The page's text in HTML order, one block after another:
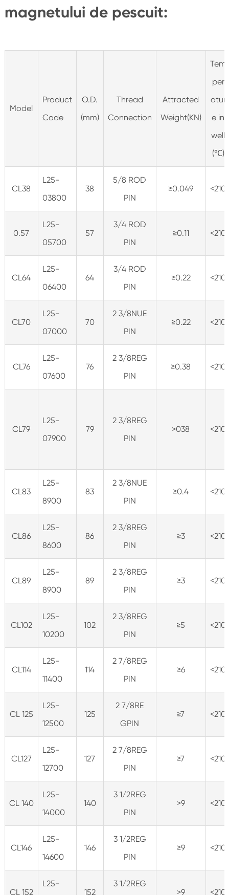
magnetului de pescuit:
Model
Product
Code
O.D.
(mm)
Thread
Connection
Attracted
Weight(KN)
Tem
per
atur
e in
well
(℃)
CL38
L25-
03800
38
5/8 ROD
PIN
≥0.049 <210
0.57
L25-
05700
57
3/4 ROD
PIN
≥0.11 <210
CL64
L25-
06400
64
3/4 ROD
PIN
≥0.22 <210
CL70
L25-
07000
70
2 3/8NUE
PIN
≥0.22 <210
CL76
L25-
07600
76
2 3/8REG
PIN
≥0.38 <210
CL79
L25-
07900
79
2 3/8REG
PIN
>038 <210
CL83
L25-
8900
83
2 3/8NUE
PIN
≥0.4 <210
CL86
L25-
8600
86
2 3/8REG
PIN
≥3 <210
CL89
L25-
8900
89
2 3/8REG
PIN
≥3 <210
CL102
L25-
10200
102
2 3/8REG
PIN
≥5 <210
CL114
L25-
11400
114
2 7/8REG
PIN
≥6 <210
CL 125
L25-
12500
125
2 7/8RE
GPIN
≥7 <210
CL127
L25-
12700
127
2 7/8REG
PIN
≥7 <210
CL 140
L25-
14000
140
3 1/2REG
PIN
>9 <210
CL146
L25-
14600
146
3 1/2REG
PIN
≥9 <210
CL 152
L25-
152
3 1/2REG
>9
<210